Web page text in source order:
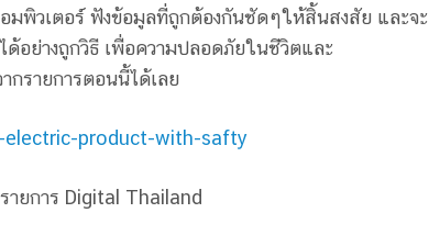
พิวเตอร์ ฟังข้อมูลที่ถูกต้องกันชัดๆให้สิ้นสงสัย และจะ
อย่างถูกวิธี เพื่อความปลอดภัยในชีวิตและ
รายการตอนนี้ได้เลย
product-with-safty
ายการ Digital Thailand